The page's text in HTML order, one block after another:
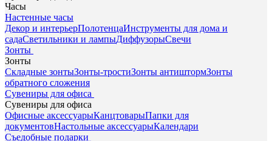
Часы
Настенные часы
Декор и интерьерПолотенцаИнструменты для дома и
садаСветильники и лампыДиффузорыСвечи
Зонты
Зонты
Складные зонтыЗонты-тростиЗонты антиштормЗонты
обратного сложения
Сувениры для офиса
Сувениры для офиса
Офисные аксессуарыКанцтоварыПапки для
документовНастольные аксессуарыКалендари
Съедобные подарки